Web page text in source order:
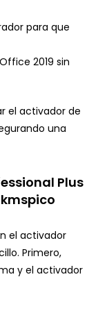
para que
2019 sin
el activador de
una
Plus
el activador
Primero,
y el activador